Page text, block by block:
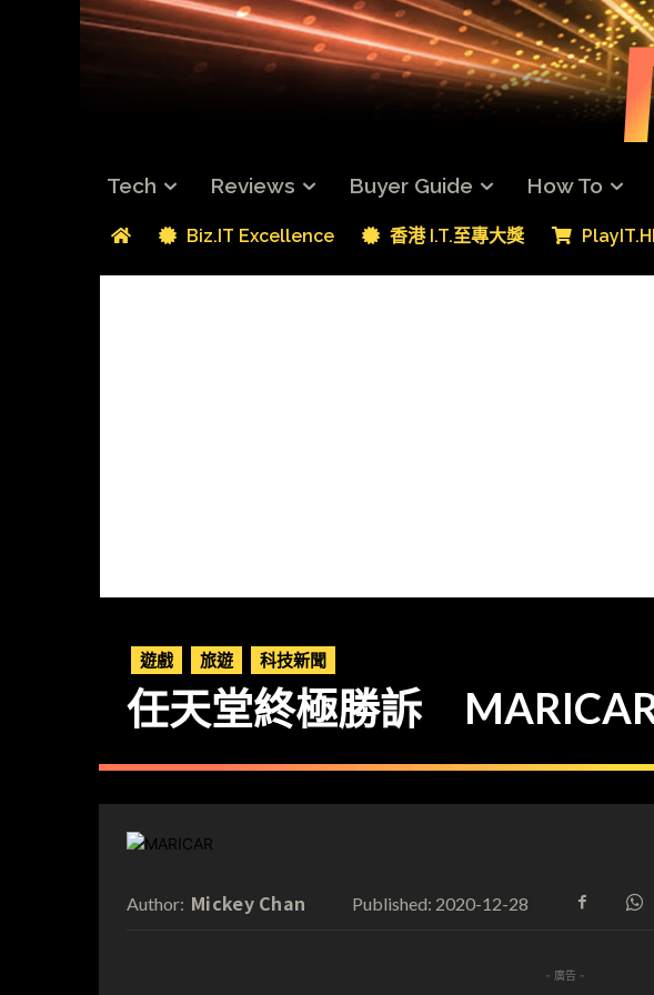
Tech Reviews Buyer Guide How To
Biz.IT Excellence 香港 I.T.至專大獎
遊戲 旅遊 科技新聞
任天堂終極勝訴
Author: Mickey Chan Published: 2020-12-28
- 廣告 -